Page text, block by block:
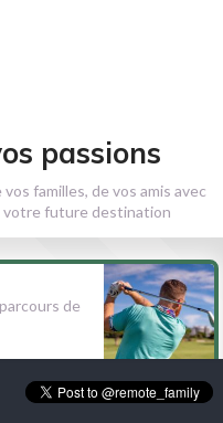
passions
familles, de vos amis avec
votre future destination
de